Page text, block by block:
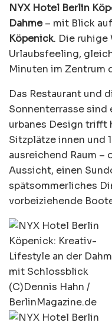
NYX Hotel Berlin
Dahme– mit Blick
Köpenick. Die ruhige
Urlaubsfeeling,
Minuten im Zentrum
Das Restaurant und
Sonnenterrasse sind
urbanes Design trifft
Sitzplätze innen und
ausreichend Raum
Aussicht, einen
spätsommerliches
vorbeiziehende